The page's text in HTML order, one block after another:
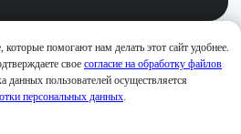
помогают нам делать этот сайт удобнее.
свое согласие на обработку файлов
данных пользователей осуществляется
персональных данных.